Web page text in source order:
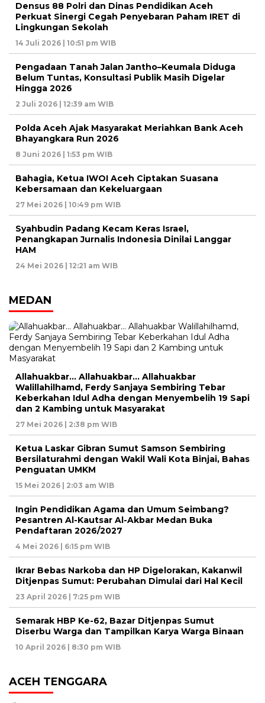
Densus 88 Polri dan Dinas Pendidikan Aceh
Perkuat Sinergi Cegah Penyebaran Paham IRET di
Lingkungan Sekolah
14 Juli 2026 | 10:51 pm WIB
Pengadaan Tanah Jalan Jantho–Keumala Diduga
Belum Tuntas, Konsultasi Publik Masih Digelar
Hingga 2026
2 Juli 2026 | 12:39 am WIB
Polda Aceh Ajak Masyarakat Meriahkan Bank Aceh
Bhayangkara Run 2026
8 Juni 2026 | 1:53 pm WIB
Bahagia, Ketua IWOI Aceh Ciptakan Suasana
Kebersamaan dan Kekeluargaan
27 Mei 2026 | 10:49 pm WIB
Syahbudin Padang Kecam Keras Israel,
Penangkapan Jurnalis Indonesia Dinilai Langgar
HAM
24 Mei 2026 | 12:21 am WIB
MEDAN
Allahuakbar… Allahuakbar… Allahuakbar
Walillahilhamd, Ferdy Sanjaya Sembiring Tebar
Keberkahan Idul Adha dengan Menyembelih 19 Sapi
dan 2 Kambing untuk Masyarakat
27 Mei 2026 | 2:38 pm WIB
Ketua Laskar Gibran Sumut Samson Sembiring
Bersilaturahmi dengan Wakil Wali Kota Binjai, Bahas
Penguatan UMKM
15 Mei 2026 | 2:03 am WIB
Ingin Pendidikan Agama dan Umum Seimbang?
Pesantren Al-Kautsar Al-Akbar Medan Buka
Pendaftaran 2026/2027
4 Mei 2026 | 6:15 pm WIB
Ikrar Bebas Narkoba dan HP Digelorakan, Kakanwil
Ditjenpas Sumut: Perubahan Dimulai dari Hal Kecil
23 April 2026 | 7:25 pm WIB
Semarak HBP Ke-62, Bazar Ditjenpas Sumut
Diserbu Warga dan Tampilkan Karya Warga Binaan
10 April 2026 | 8:30 pm WIB
ACEH TENGGARA